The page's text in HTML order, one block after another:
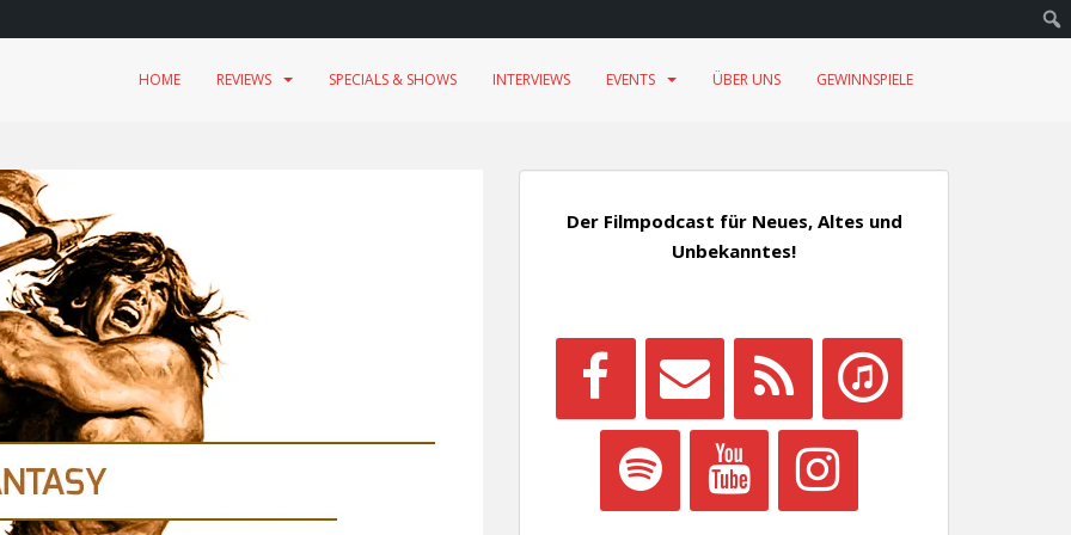
HOME REVIEWS SPECIALS & SHOWS INTERVIEWS EVENTS ÜBER UNS GEWINNSPIELE
Der Filmpodcast für Neues, Altes und
Unbekanntes!